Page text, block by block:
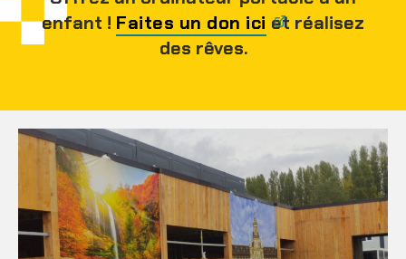
enfant ! Faites un don ici et réalisez
des rêves.